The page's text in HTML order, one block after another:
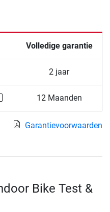
Volledige garantie
2 jaar
12 Maanden
Garantievoorwaarden
Bike Test &